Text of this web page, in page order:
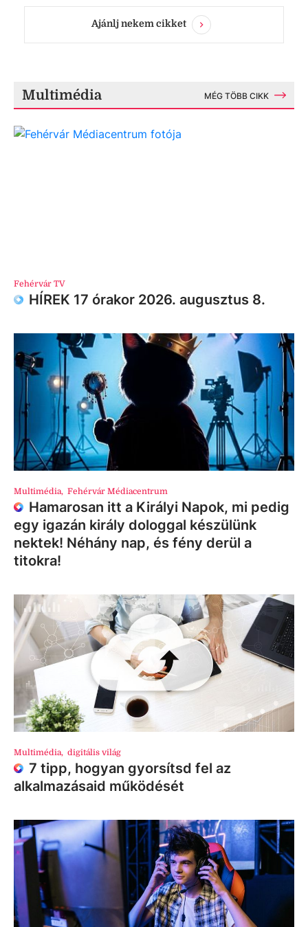
Ajánlj nekem cikket
Multimédia MÉG TÖBB CIKK
Fehérvár TV
HÍREK 17 órakor 2026. augusztus 8.
Multimédia, Fehérvár Médiacentrum
Hamarosan itt a Királyi Napok, mi pedig
egy igazán király dologgal készülünk
nektek! Néhány nap, és fény derül a
titokra!
Multimédia, digitális világ
7 tipp, hogyan gyorsítsd fel az
alkalmazásaid működését